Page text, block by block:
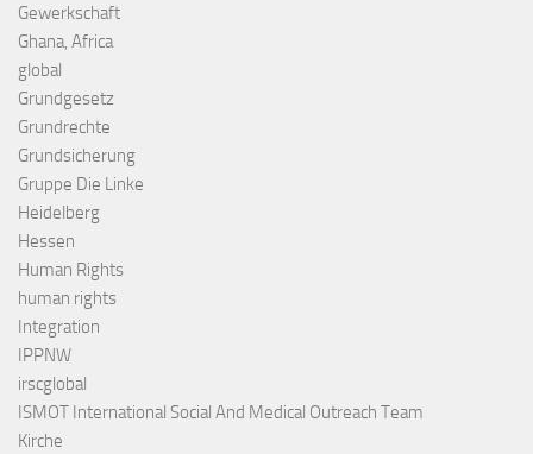
Gewerkschaft
Ghana, Africa
global
Grundgesetz
Grundrechte
Grundsicherung
Gruppe Die Linke
Heidelberg
Hessen
Human Rights
human rights
Integration
IPPNW
irscglobal
ISMOT International Social And Medical Outreach Team
Kirche